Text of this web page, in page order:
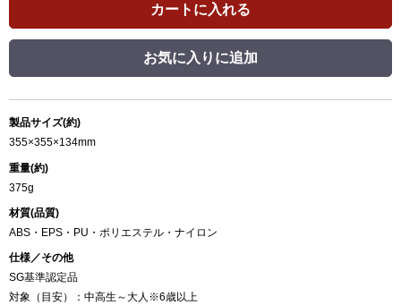
カートに入れる
お気に入りに追加
製品サイズ(約)
355×355×134mm
重量(約)
375g
材質(品質)
ABS・EPS・PU・ポリエステル・ナイロン
仕様／その他
SG基準認定品
対象（目安）：中高生～大人※6歳以上